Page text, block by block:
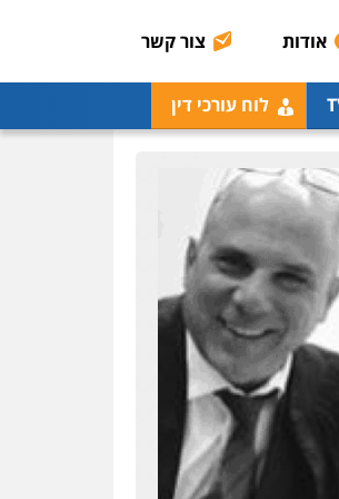
אודות צור קשר
לוח עורכי דין
מנשה, אלמוג – עורכי דין
פלילי עבירות תנועה
צווארון לבן תעבורה עורכי
דין לענייני אסירים מעצרים
0546470989
עו"ד אבי כהן
פלילי פשיעה חמורה
קטינים אלימות סמים
עבירות מין
0523647066
ויקי שמואל – משרד עו"ד
משפט פלילי
0528959600